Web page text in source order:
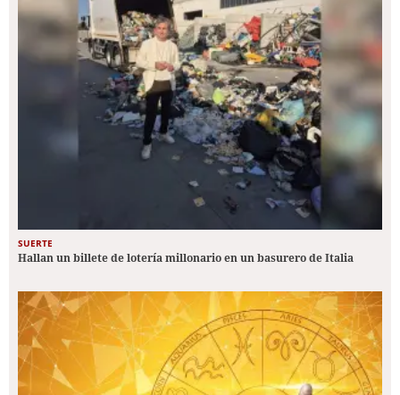
SUERTE
Hallan un billete de lotería millonario en un basurero de Italia